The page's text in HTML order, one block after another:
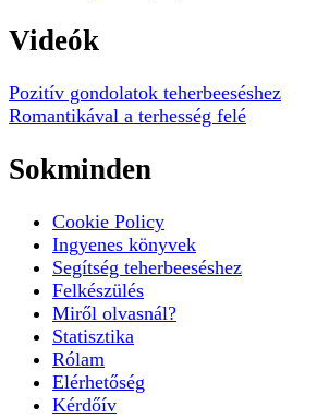
Videók
Pozitív gondolatok teherbeeséshez
Romantikával a terhesség felé
Sokminden
Cookie Policy
Ingyenes könyvek
Segítség teherbeeséshez
Felkészülés
Miről olvasnál?
Statisztika
Rólam
Elérhetőség
Kérdőív